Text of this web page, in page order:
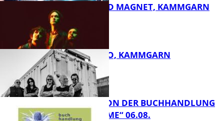
FB Kultur
DIRTY SOUND MAGNET, KAMMGARN
ROSE TATTOO, KAMMGARN
LESETIPPS VON DER BUCHHANDLUNG
„BLAUE BLUME“ 06.08.